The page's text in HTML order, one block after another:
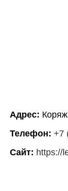
Адрес:
Телефон: +7
Сайт: https://